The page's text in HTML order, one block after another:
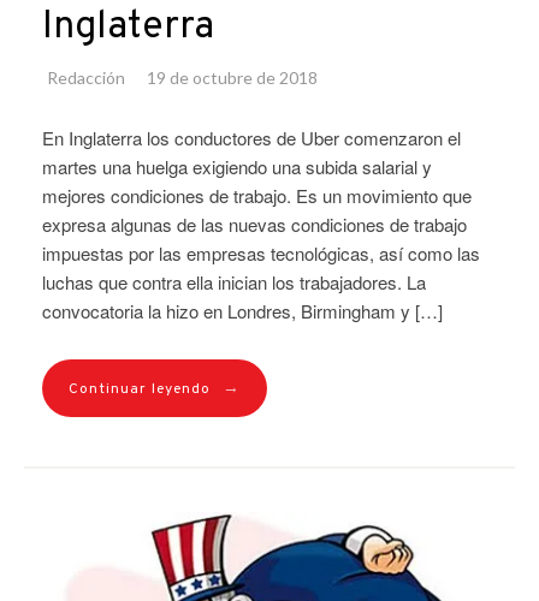
Inglaterra
Redacción 19 de octubre de 2018
En Inglaterra los conductores de Uber comenzaron el
martes una huelga exigiendo una subida salarial y
mejores condiciones de trabajo. Es un movimiento que
expresa algunas de las nuevas condiciones de trabajo
impuestas por las empresas tecnológicas, así como las
luchas que contra ella inician los trabajadores. La
convocatoria la hizo en Londres, Birmingham y […]
Continuar leyendo →